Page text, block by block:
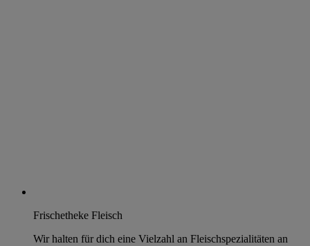
Frischetheke Fleisch
Wir halten für dich eine Vielzahl an Fleischspezialitäten an